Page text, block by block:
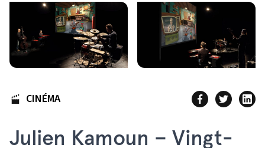
CINÉMA
Julien Kamoun – Vingt-